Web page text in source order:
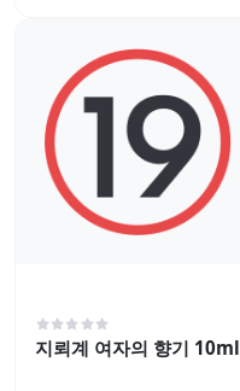
지뢰계 여자의 향기 10ml